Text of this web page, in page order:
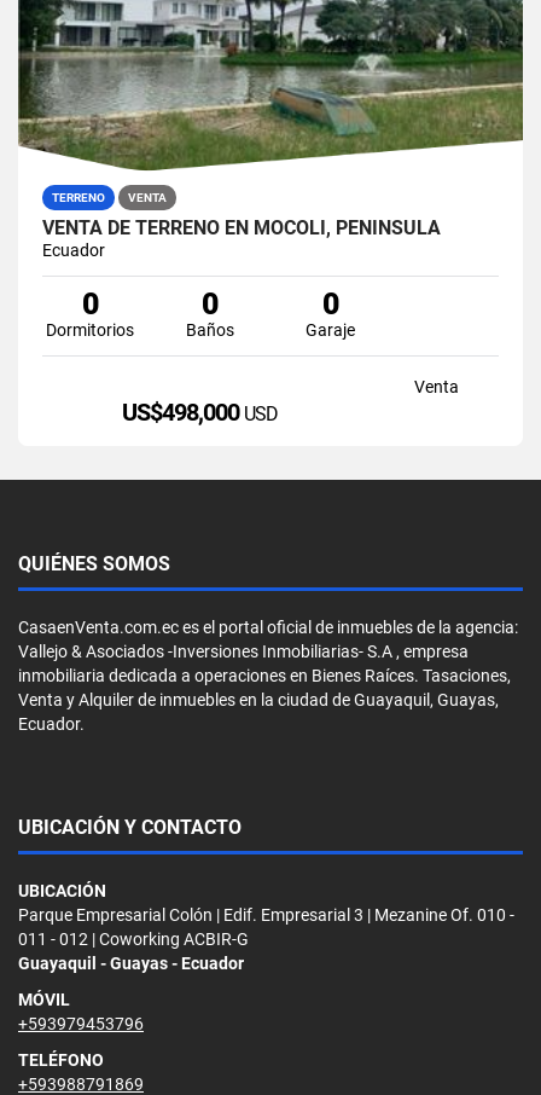
TERRENO VENTA
VENTA DE TERRENO EN MOCOLI, PENÍNSULA
Ecuador
0
Dormitorios
0
Baños
0
Garaje
Venta
US$498,000 USD
QUIÉNES SOMOS
CasaenVenta.com.ec es el portal oficial de inmuebles de la agencia:
Vallejo & Asociados -Inversiones Inmobiliarias- S.A , empresa
inmobiliaria dedicada a operaciones en Bienes Raíces. Tasaciones,
Venta y Alquiler de inmuebles en la ciudad de Guayaquil, Guayas,
Ecuador.
UBICACIÓN Y CONTACTO
UBICACIÓN
Parque Empresarial Colón | Edif. Empresarial 3 | Mezanine Of. 010 -
011 - 012 | Coworking ACBIR-G
Guayaquil - Guayas - Ecuador
MÓVIL
+593979453796
TELÉFONO
+593988791869